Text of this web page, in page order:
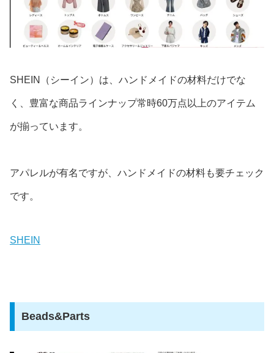
SHEIN（シーイン）は、ハンドメイドの材料だけでな
く、豊富な商品ラインナップ常時60万点以上のアイテム
が揃っています。
アパレルが有名ですが、ハンドメイドの材料も要チェック
です。
SHEIN
Beads&Parts